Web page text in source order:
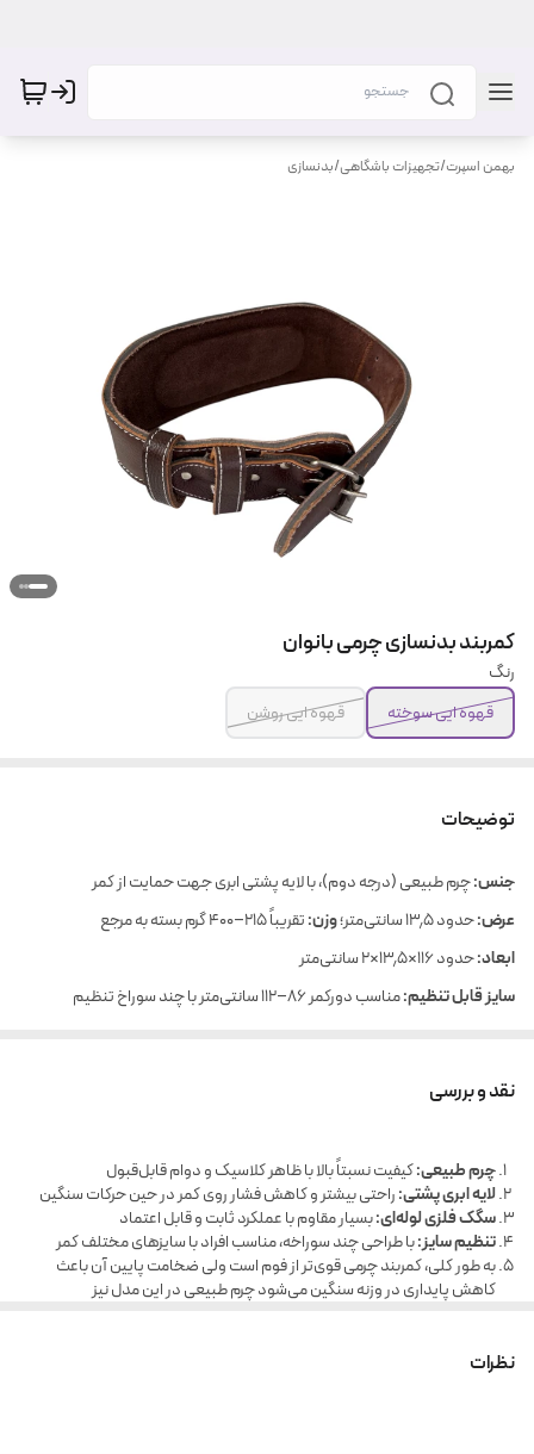
بهمن اسپرت/تجهیزات باشگاهی/بدنسازی
کمربند بدنسازی چرمی بانوان
رنگ
قهوه ایی سوخته
قهوه ایی روشن
توضیحات
جنس:چرم طبیعی (درجه دوم)، با لایه پشتی ابری جهت حمایت از کمر
عرض:حدود ۱۳٫۵ سانتی‌متر؛ وزن:تقریباً ۲۱۵–۴۰۰ گرم بسته به مرجع
ابعاد:حدود ۱۱۶×۱۳٫۵×۲ سانتی‌متر
سایز قابل تنظیم:مناسب دورکمر ۸۶–۱۱۲ سانتی‌متر با چند سوراخ تنظیم
نقد و بررسی
چرم طبیعی:کیفیت نسبتاً بالا با ظاهر کلاسیک و دوام قابل‌قبول
لایه ابری پشتی:راحتی بیشتر و کاهش فشار روی کمر در حین حرکات سنگین
سگک فلزی لوله‌ای:بسیار مقاوم با عملکرد ثابت و قابل اعتماد
تنظیم سایز:با طراحی چند سوراخه، مناسب افراد با سایزهای مختلف کمر
به طور کلی، کمربند چرمی قوی‌تر از فوم است ولی ضخامت پایین آن باعث
کاهش پایداری در وزنه سنگین می‌شود چرم طبیعی در این مدل نیز
سنگین هستید، مدل‌های چرمی ضخیم‌تر (مثل ۷–۱۰ mm) مناسب‌ترند
نظرات